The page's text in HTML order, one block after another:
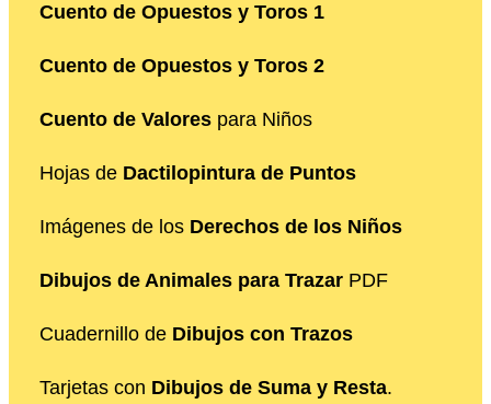
Cuento de Opuestos y Toros 1
Cuento de Opuestos y Toros 2
Cuento de Valores para Niños
Hojas de Dactilopintura de Puntos
Imágenes de los Derechos de los Niños
Dibujos de Animales para Trazar PDF
Cuadernillo de Dibujos con Trazos
Tarjetas con Dibujos de Suma y Resta.